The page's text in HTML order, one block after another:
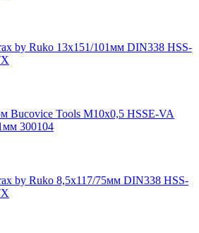
by Ruko 13x151/101мм DIN338 HSS-
Bucovice Tools М10х0,5 HSSE-VA
300104
by Ruko 8,5x117/75мм DIN338 HSS-